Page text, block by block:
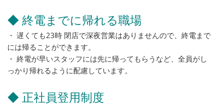
◆ 終電までに帰れる職場
・ 遅くても23時 閉店で深夜営業はありませんので、終電まで
には帰ることができます。
・ 終電が早いスタッフには先に帰ってもらうなど、全員がし
っかり帰れるように配慮しています。
◆ 正社員登用制度